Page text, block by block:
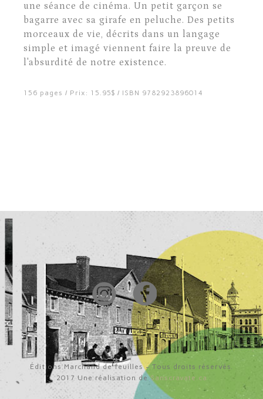
une séance de cinéma. Un petit garçon se
bagarre avec sa girafe en peluche. Des petits
morceaux de vie, décrits dans un langage
simple et imagé viennent faire la preuve de
l'absurdité de notre existence.
156 pages / Prix: 15.95$ / ISBN 9782923896014
Éditions Marchand de feuilles - Tous droits réservés.
2017 Une réalisation deSanscravate.ca